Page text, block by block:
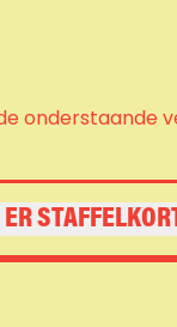
onderstaande